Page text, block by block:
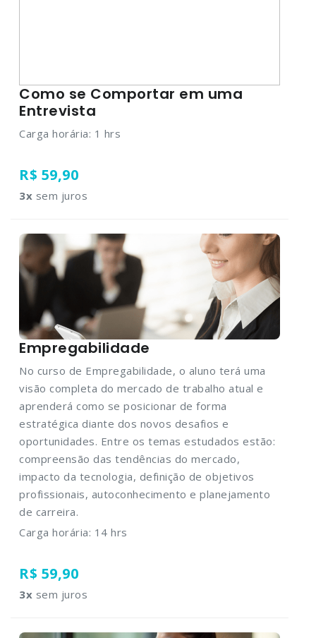
Como se Comportar em uma
Entrevista
Carga horária: 1 hrs
R$ 59,90
3x sem juros
Empregabilidade
No curso de Empregabilidade, o aluno terá uma
visão completa do mercado de trabalho atual e
aprenderá como se posicionar de forma
estratégica diante dos novos desafios e
oportunidades. Entre os temas estudados estão:
compreensão das tendências do mercado,
impacto da tecnologia, definição de objetivos
profissionais, autoconhecimento e planejamento
de carreira.
Carga horária: 14 hrs
R$ 59,90
3x sem juros